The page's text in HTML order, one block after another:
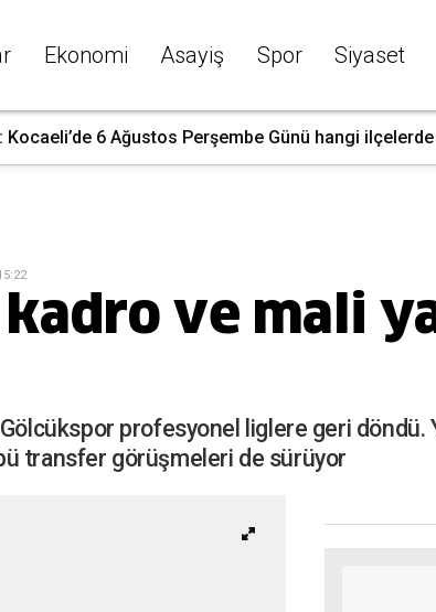
Ekonomi Asayiş Spor Siyaset
Kocaeli’de 6 Ağustos Perşembe Günü hangi
kadro ve mali
profesyonel liglere geri döndü.
transfer görüşmeleri de sürüyor